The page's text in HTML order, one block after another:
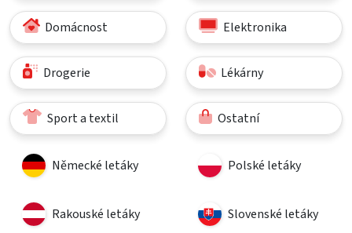
Domácnost Elektronika
Drogerie Lékárny
Sport a textil Ostatní
Německé letáky Polské letáky
Rakouské letáky Slovenské letáky